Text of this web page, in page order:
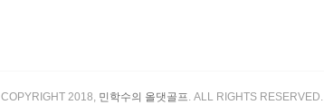
COPYRIGHT 2018, 민학수의 올댓골프. ALL RIGHTS RESERVED.